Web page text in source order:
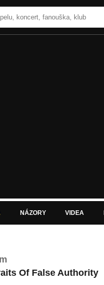
NÁZORY VIDEA
Of False Authority